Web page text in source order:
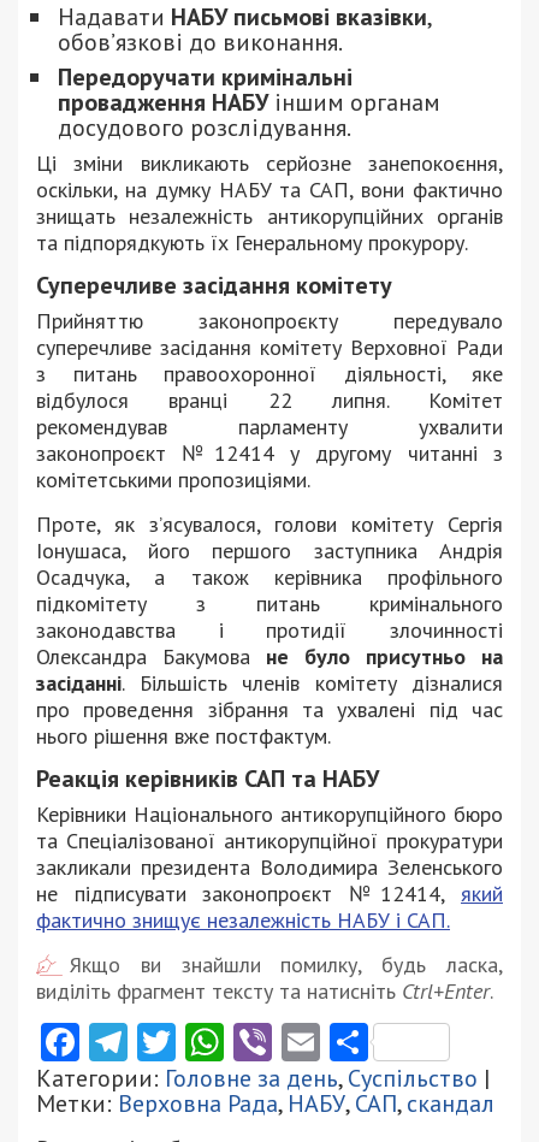
Надавати НАБУ письмові вказівки,
обов’язкові до виконання.
Передоручати кримінальні
провадження НАБУіншим органам
досудового розслідування.
Ці зміни викликають серйозне занепокоєння,
оскільки, на думку НАБУ та САП, вони фактично
знищать незалежність антикорупційних органів
та підпорядкують їх Генеральному прокурору.
Суперечливе засідання комітету
Прийняттю законопроєкту передувало
суперечливе засідання комітету Верховної Ради
з питань правоохоронної діяльності, яке
відбулося вранці 22 липня. Комітет
рекомендував парламенту ухвалити
законопроєкт №12414 у другому читанні з
комітетськими пропозиціями.
Проте, як з’ясувалося, голови комітету Сергія
Іонушаса, його першого заступника Андрія
Осадчука, а також керівника профільного
підкомітету з питань кримінального
законодавства і протидії злочинності
Олександра Бакумова не було присутньо на
засіданні. Більшість членів комітету дізналися
про проведення зібрання та ухвалені під час
нього рішення вже постфактум.
Реакція керівників САП та НАБУ
Керівники Національного антикорупційного бюро
та Спеціалізованої антикорупційної прокуратури
закликали президента Володимира Зеленського
не підписувати законопроєкт №12414, який
фактично знищує незалежність НАБУ і САП.
Якщо ви знайшли помилку, будь ласка,
виділіть фрагмент тексту та натисніть Ctrl+Enter.
Facebook
Telegram
Twitter
WhatsApp
ViberEmail
Категории: Головне за день,Суспільство |
Метки: Верховна Рада, НАБУ,САП,скандал